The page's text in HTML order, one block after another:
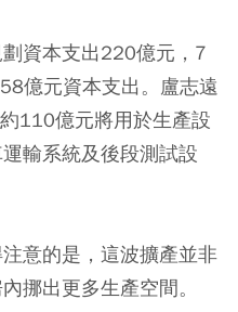
資本支出220億元，7
億元資本支出。盧志遠
110億元將用於生產設
輸系統及後段測試設
意的是，這波擴產並非
挪出更多生產空間。